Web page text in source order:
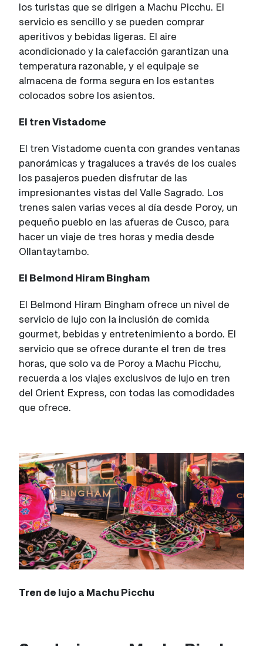
los turistas que se dirigen a Machu Picchu. El
servicio es sencillo y se pueden comprar
aperitivos y bebidas ligeras. El aire
acondicionado y la calefacción garantizan una
temperatura razonable, y el equipaje se
almacena de forma segura en los estantes
colocados sobre los asientos.
El tren Vistadome
El tren Vistadome cuenta con grandes ventanas
panorámicas y tragaluces a través de los cuales
los pasajeros pueden disfrutar de las
impresionantes vistas del Valle Sagrado. Los
trenes salen varias veces al día desde Poroy, un
pequeño pueblo en las afueras de Cusco, para
hacer un viaje de tres horas y media desde
Ollantaytambo.
El Belmond Hiram Bingham
El Belmond Hiram Bingham ofrece un nivel de
servicio de lujo con la inclusión de comida
gourmet, bebidas y entretenimiento a bordo. El
servicio que se ofrece durante el tren de tres
horas, que solo va de Poroy a Machu Picchu,
recuerda a los viajes exclusivos de lujo en tren
del Orient Express, con todas las comodidades
que ofrece.
Tren de lujo a Machu Picchu